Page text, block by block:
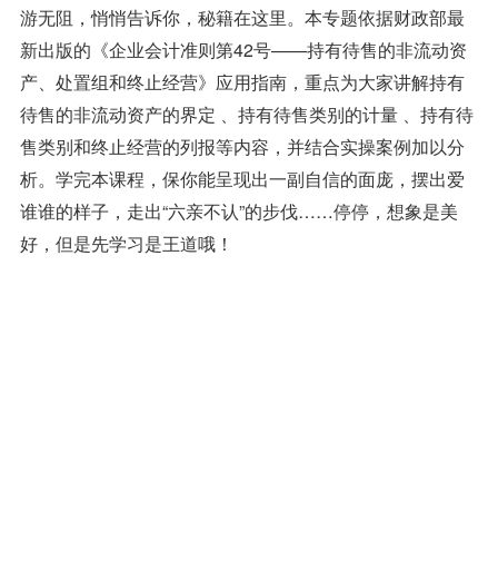
游无阻，悄悄告诉你，秘籍在这里。本专题依据财政部最
新出版的《企业会计准则第42号——持有待售的非流动资
产、处置组和终止经营》应用指南，重点为大家讲解持有
待售的非流动资产的界定 、持有待售类别的计量 、持有待
售类别和终止经营的列报等内容，并结合实操案例加以分
析。学完本课程，保你能呈现出一副自信的面庞，摆出爱
谁谁的样子，走出“六亲不认”的步伐……停停，想象是美
好，但是先学习是王道哦！